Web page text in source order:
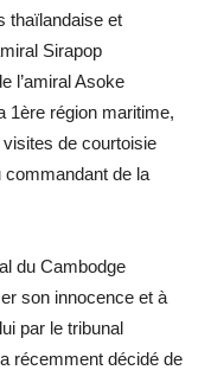
thaïlandaise et
Sirapop
l’amiral Asoke
1ère région maritime,
de courtoisie
de la
du Cambodge
son innocence et à
par le tribunal
récemment décidé de